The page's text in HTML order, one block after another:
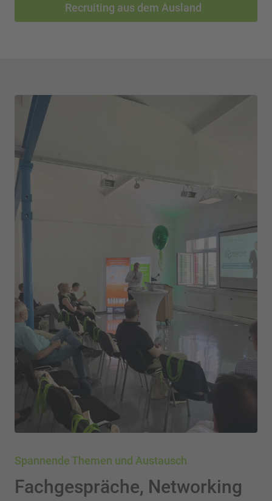
Recruiting aus dem Ausland
Spannende Themen und Austausch
Fachgespräche, Networking